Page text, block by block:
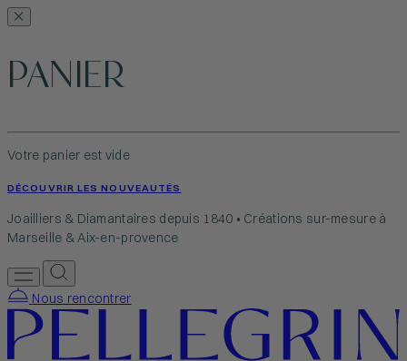
PANIER
Votre panier est vide
DÉCOUVRIR LES NOUVEAUTÉS
Joailliers & Diamantaires depuis 1840 • Créations sur-mesure à
Marseille & Aix-en-provence
Nous rencontrer